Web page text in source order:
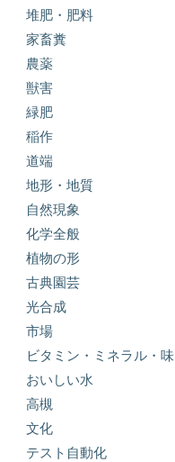
堆肥・肥料
家畜糞
農薬
獣害
緑肥
稲作
道端
地形・地質
自然現象
化学全般
植物の形
古典園芸
光合成
市場
ビタミン・ミネラル・味
おいしい水
高槻
文化
テスト自動化